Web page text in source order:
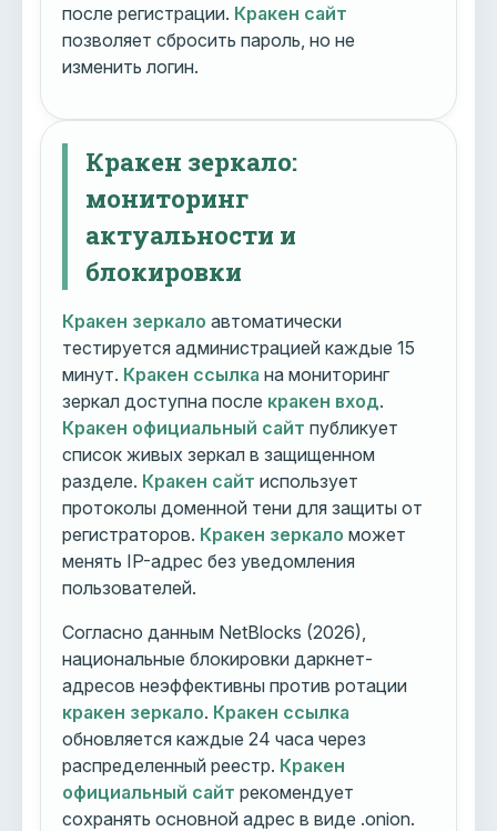
после регистрации. Кракен сайт
позволяет сбросить пароль, но не
изменить логин.
Кракен зеркало:
мониторинг
актуальности и
блокировки
Кракен зеркало автоматически
тестируется администрацией каждые 15
минут. Кракен ссылка на мониторинг
зеркал доступна после кракен вход.
Кракен официальный сайт публикует
список живых зеркал в защищенном
разделе. Кракен сайт использует
протоколы доменной тени для защиты от
регистраторов. Кракен зеркало может
менять IP-адрес без уведомления
пользователей.
Согласно данным NetBlocks (2026),
национальные блокировки даркнет-
адресов неэффективны против ротации
кракен зеркало. Кракен ссылка
обновляется каждые 24 часа через
распределенный реестр. Кракен
официальный сайт рекомендует
сохранять основной адрес в виде .onion.